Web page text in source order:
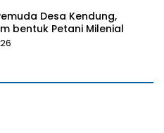
Desa Kendung,
bentuk Petani Milenial